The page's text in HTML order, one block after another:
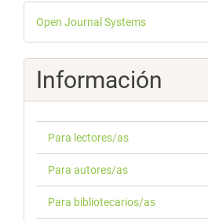
Desarrollado
por
Open Journal Systems
Información
Para lectores/as
Para autores/as
Para bibliotecarios/as